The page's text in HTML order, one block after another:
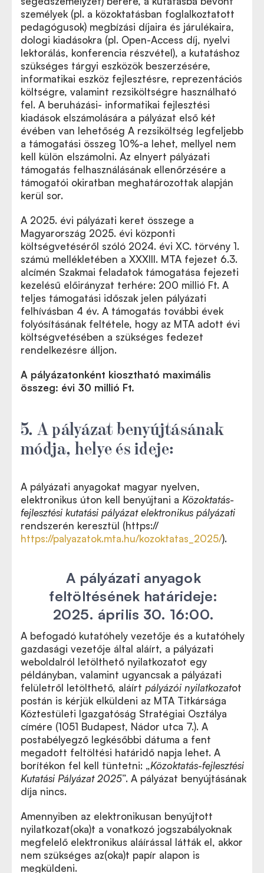
személyek (pl. a közoktatásban foglalkoztatott
pedagógusok) megbízási díjaira és járulékaira,
dologi kiadásokra (pl. Open-Access díj, nyelvi
lektorálás, konferencia részvétel), a kutatáshoz
szükséges tárgyi eszközök beszerzésére,
informatikai eszköz fejlesztésre, reprezentációs
költségre, valamint rezsiköltségre használható
fel. A beruházási- informatikai fejlesztési
kiadások elszámolására a pályázat első két
évében van lehetőség A rezsiköltség legfeljebb
a támogatási összeg 10%-a lehet, mellyel nem
kell külön elszámolni. Az elnyert pályázati
támogatás felhasználásának ellenőrzésére a
támogatói okiratban meghatározottak alapján
kerül sor.
A 2025. évi pályázati keret összege a
Magyarország 2025. évi központi
költségvetéséről szóló 2024. évi XC. törvény 1.
számú mellékletében a XXXIII. MTA fejezet 6.3.
alcímén Szakmai feladatok támogatása fejezeti
kezelésű előirányzat terhére: 200 millió Ft. A
teljes támogatási időszak jelen pályázati
felhívásban 4 év. A támogatás további évek
folyósításának feltétele, hogy az MTA adott évi
költségvetésében a szükséges fedezet
rendelkezésre álljon.
A pályázatonként kiosztható maximális
összeg: évi 30 millió Ft.
5. A pályázat benyújtásának
módja, helye és ideje:
A pályázati anyagokat magyar nyelven,
elektronikus úton kell benyújtani a Közoktatás-
fejlesztési kutatási pályázat elektronikus pályázati
rendszerén keresztül (https://
https://palyazatok.mta.hu/kozoktatas_2025/).
A pályázati anyagok
feltöltésének határideje:
2025. április 30. 16:00.
A befogadó kutatóhely vezetője és a kutatóhely
gazdasági vezetője által aláírt, a pályázati
weboldalról letölthető nyilatkozatot egy
példányban, valamint ugyancsak a pályázati
felületről letölthető, aláírt pályázói nyilatkozatot
postán is kérjük elküldeni az MTA Titkársága
Köztestületi Igazgatóság Stratégiai Osztálya
címére (1051 Budapest, Nádor utca 7.). A
postabélyegző legkésőbbi dátuma a fent
megadott feltöltési határidő napja lehet. A
borítékon fel kell tüntetni: „Közoktatás-fejlesztési
Kutatási Pályázat 2025”. A pályázat benyújtásának
díja nincs.
Amennyiben az elektronikusan benyújtott
nyilatkozat(oka)t a vonatkozó jogszabályoknak
megfelelő elektronikus aláírással látták el, akkor
nem szükséges az(oka)t papír alapon is
megküldeni.